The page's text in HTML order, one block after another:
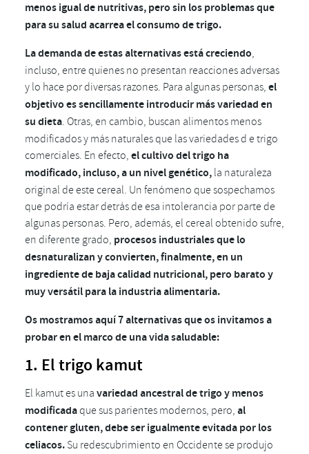
menos igual de nutritivas, pero sin los problemas que
para su salud acarrea el consumo de trigo.
La demanda de estas alternativas está creciendo,
incluso, entre quienes no presentan reacciones adversas
y lo hace por diversas razones. Para algunas personas, el
objetivo es sencillamente introducir más variedad en
su dieta. Otras, en cambio, buscan alimentos menos
modificados y más naturales que las variedades d e trigo
comerciales. En efecto, el cultivo del trigo ha
modificado, incluso, a un nivel genético, la naturaleza
original de este cereal. Un fenómeno que sospechamos
que podría estar detrás de esa intolerancia por parte de
algunas personas. Pero, además, el cereal obtenido sufre,
en diferente grado, procesos industriales que lo
desnaturalizan y convierten, finalmente, en un
ingrediente de baja calidad nutricional, pero barato y
muy versátil para la industria alimentaria.
Os mostramos aquí 7 alternativas que os invitamos a
probar en el marco de una vida saludable:
1. El trigo kamut
El kamut es una variedad ancestral de trigo y menos
modificadaque sus parientes modernos, pero, al
contener gluten, debe ser igualmente evitada por los
celiacos. Su redescubrimiento en Occidente se produjo